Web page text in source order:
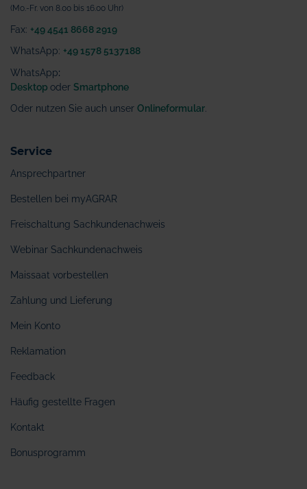
(Mo.-Fr. von 8.00 bis 16.00 Uhr)
Fax: +49 4541 8668 2919
WhatsApp: +49 1578 5137188
WhatsApp:
Desktop oder Smartphone
Oder nutzen Sie auch unser Onlineformular
Service
Ansprechpartner
Bestellen bei myAGRAR
Freischaltung Sachkundenachweis
Webinar Sachkundenachweis
Maissaat vorbestellen
Zahlung und Lieferung
Mein Konto
Reklamation
Feedback
Häufig gestellte Fragen
Kontakt
Bonusprogramm